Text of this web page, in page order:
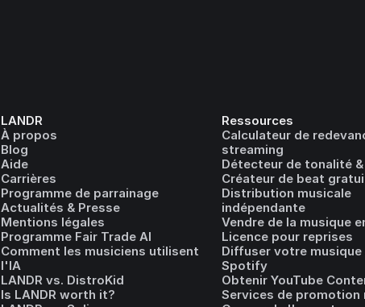
LANDR
À propos
Blog
Aide
Carrières
Programme de parrainage
Actualités & Presse
Mentions légales
Programme Fair Trade AI
Comment les musiciens utilisent
l'IA
LANDR vs. DistroKid
Is LANDR worth it?
Ressources
Calculateur de
streaming
Détecteur de tonalité &
Créateur de beat
Distribution musicale
indépendante
Vendre de la musique
Licence pour reprises
Diffuser votre musique
Spotify
Obtenir YouTube
Services de promotion